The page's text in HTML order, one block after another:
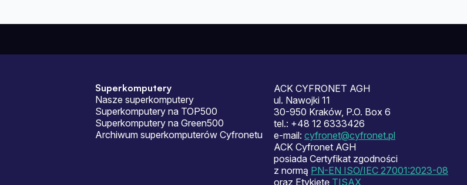
Superkomputery
Nasze superkomputery
Superkomputery na TOP500
Superkomputery na Green500
Archiwum superkomputerów Cyfronetu
ACK CYFRONET AGH
ul. Nawojki 11
30-950 Kraków, P.O. Box 6
tel.: +48 12 6333426
e-mail: cyfronet@cyfronet.pl
ACK Cyfronet AGH
posiada Certyfikat zgodności
z normą PN-EN ISO/IEC 27001:2023-08
oraz Etykietę TISAX